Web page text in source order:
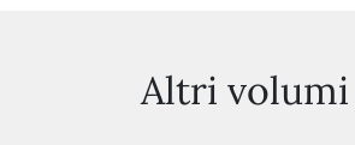
Altri volumi